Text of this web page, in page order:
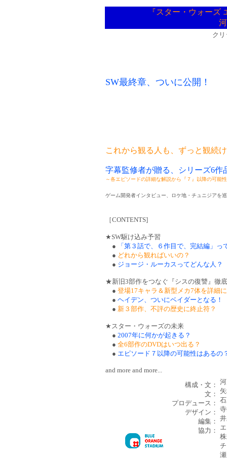
『スター・ウォー
SW最終章、ついに公開！
ク
これから観る人も、ずっと観続
字幕監修者が贈る、シリーズ6作
～各エピソードの詳細な解説から『７』以降の可能
ゲーム開発者インタビュー、ロケ地・チュニジアを
［CONTENTS]
★SW駆け込み予習
●
「第３話で、６作目で、完結編」っ
● どれから観ればいいの？
● ジョージ・ルーカスってどんな人？
★新旧3部作をつなぐ『シスの復讐』徹
● 登場17キャラ＆新型メカ7体を詳細
● ヘイデン、ついにベイダーとなる！
● 新３部作、不評の歴史に終止符？
★スター・ウォーズの未来
● 2007年に何かが起きる？
● 全6部作のDVDはいつ出る？
● エピソード７以降の可能性はあるの
and more and more...
構成・文：
文：
プロデュース：
デザイン：
編集：
協力：